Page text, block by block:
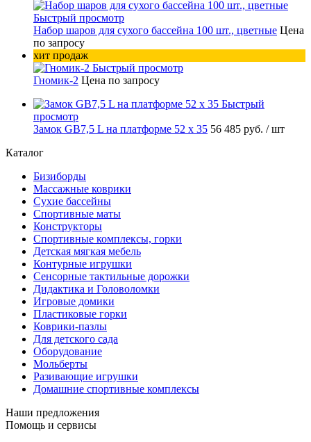
Быстрый просмотр
Набор шаров для сухого бассейна 100 шт., цветные Цена
по запросу
хит продаж
Быстрый просмотр
Гномик-2 Цена по запросу
Быстрый
просмотр
Замок GB7,5 L на платформе 52 х 35 56 485 руб. / шт
Каталог
Бизиборды
Массажные коврики
Сухие бассейны
Спортивные маты
Конструкторы
Спортивные комплексы, горки
Детская мягкая мебель
Контурные игрушки
Сенсорные тактильные дорожки
Дидактика и Головоломки
Игровые домики
Пластиковые горки
Коврики-пазлы
Для детского сада
Оборудование
Мольберты
Разивающие игрушки
Домашние спортивные комплексы
Наши предложения
Помощь и сервисы